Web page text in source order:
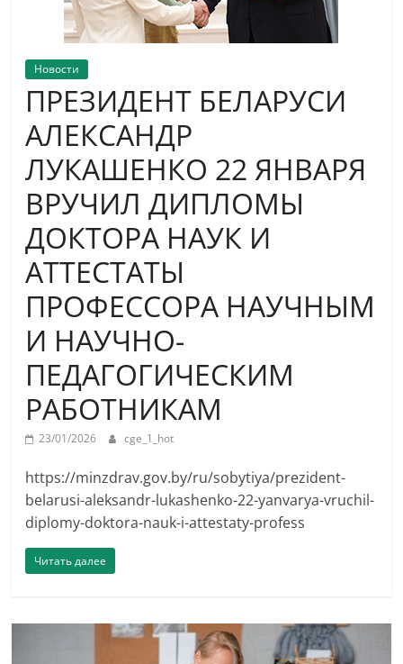
Новости
ПРЕЗИДЕНТ БЕЛАРУСИ
АЛЕКСАНДР
ЛУКАШЕНКО 22 ЯНВАРЯ
ВРУЧИЛ ДИПЛОМЫ
ДОКТОРА НАУК И
АТТЕСТАТЫ
ПРОФЕССОРА НАУЧНЫМ
И НАУЧНО-
ПЕДАГОГИЧЕСКИМ
РАБОТНИКАМ
23/01/2026 cge_1_hot
https://minzdrav.gov.by/ru/sobytiya/prezident-
belarusi-aleksandr-lukashenko-22-yanvarya-vruchil-
diplomy-doktora-nauk-i-attestaty-profess
Читать далее